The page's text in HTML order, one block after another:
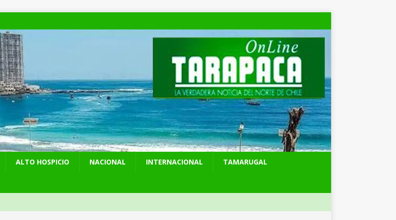
ALTO HOSPICIO NACIONAL INTERNACIONAL TAMARUGAL